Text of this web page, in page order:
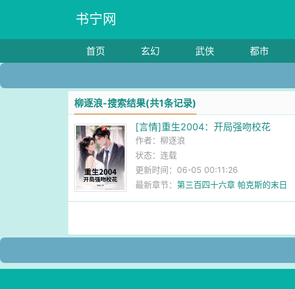
书宁网
首页 玄幻 武侠 都市
柳逐浪-搜索结果(共1条记录)
[言情]重生2004：开局强吻校花
作者：柳逐浪
状态：连载
更新时间：06-05 00:11:26
最新章节：第三百四十六章 帕克斯的末日